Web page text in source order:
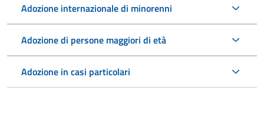
Adozione internazionale di minorenni
Adozione di persone maggiori di età
Adozione in casi particolari